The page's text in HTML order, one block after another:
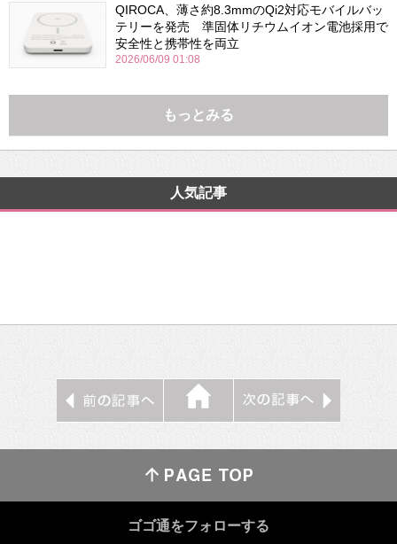
QIROCA、薄さ約8.3mmのQi2対応モバイルバッ
テリーを発売 準固体リチウムイオン電池採用で
安全性と携帯性を両立
2026/06/09 01:08
もっとみる
人気記事
ゴゴ通をフォローする